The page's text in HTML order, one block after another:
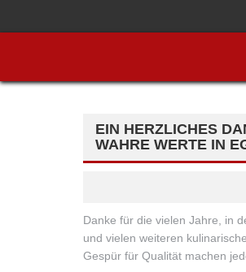
EIN HERZLICHES
WAHRE WERTE IN
Danke für die vielen Jahre, in
und vielen weiteren
Gespür für Qualität machen